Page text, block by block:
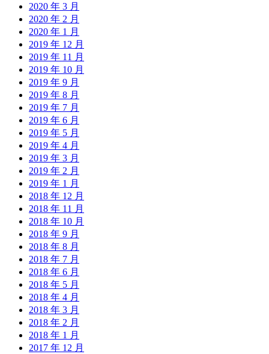
2020 年 3 月
2020 年 2 月
2020 年 1 月
2019 年 12 月
2019 年 11 月
2019 年 10 月
2019 年 9 月
2019 年 8 月
2019 年 7 月
2019 年 6 月
2019 年 5 月
2019 年 4 月
2019 年 3 月
2019 年 2 月
2019 年 1 月
2018 年 12 月
2018 年 11 月
2018 年 10 月
2018 年 9 月
2018 年 8 月
2018 年 7 月
2018 年 6 月
2018 年 5 月
2018 年 4 月
2018 年 3 月
2018 年 2 月
2018 年 1 月
2017 年 12 月